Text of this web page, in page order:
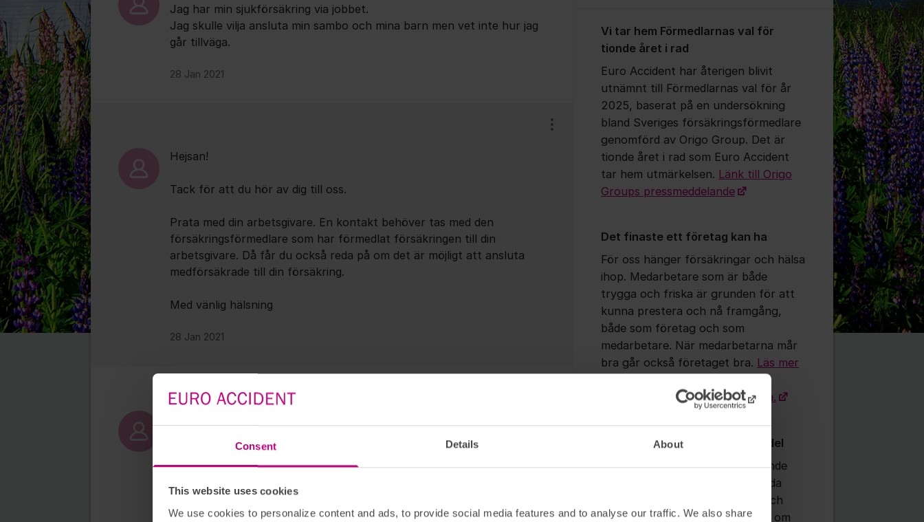
Consent Details About
This website uses cookies
We use cookies to personalize content and ads, to provide social media features and to analyse our traffic. We also share
Jag har min sjukförsäkring via jobbet.
Jag skulle vilja ansluta min sambo och mina barn men vet inte hur jag
går tillväga.
28 Jan 2021
Hejsan!
Tack för att du hör av dig till oss.
Prata med din arbetsgivare. En kontakt behöver tas med den
försäkringsförmedlare som har förmedlat försäkringen till din
arbetsgivare. Då får du också reda på om det är möjligt att ansluta
medförsäkrade till din försäkring.
Med vänlig hälsning
28 Jan 2021
Visa/dölj inställningar för inlägg/kommentar
Tack för det snabba svaret.
Om det inte går att ansluta de till min försäkring, kan man köpa ett
separat försäkring då?
Claudio
Visa/dölj inställningar för inlägg/kommentar
Vi tar hem Förmedlarnas val för
tionde året i rad
Euro Accident har återigen blivit
utnämnt till Förmedlarnas val för år
2025, baserat på en undersökning
bland Sveriges försäkringsförmedlare
genomförd av Origo Group. Det är
tionde året i rad som Euro Accident
tar hem utmärkelsen. Länk till Origo
Groups pressmeddelande
Det finaste ett företag kan ha
För oss hänger försäkringar och hälsa
ihop. Medarbetare som är både
trygga och friska är grunden för att
kunna prestera och nå framgång,
både som företag och som
medarbetare. När medarbetarna mår
bra går också företaget bra. Läs mer
medarbetare här på vår hemsida.
Digitala kliniker är en självklar del
Genom att samarbeta med ledande
digitala vårdaktörer kan vi erbjuda
våra försäkrade lättillgängliga och
innovativa vårdtjänster. Oavsett om